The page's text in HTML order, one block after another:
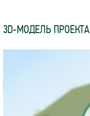
3D-МОДЕЛЬ ПРОЕКТА